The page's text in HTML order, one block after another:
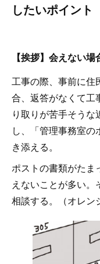
したいポイント
【挨拶】会えない
工事の際、事前に住
合、返答がなくて工
り取りが苦手そう
し、「管理事務室
き添える。
ポストの書類がたま
えないことが多い
相談する。（オレン